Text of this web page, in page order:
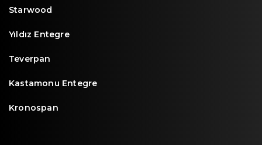
Starwood
Yıldız Entegre
Teverpan
Kastamonu Entegre
Kronospan